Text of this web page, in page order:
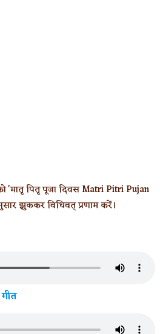
को 'मातृ पितृ पूजा दिवस Matri Pitri Pujan
झुककर विधिवत् प्रणाम करें।